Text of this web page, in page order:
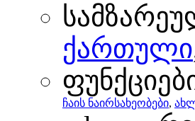
ქართული
ჩაის ნაირსახეობები,